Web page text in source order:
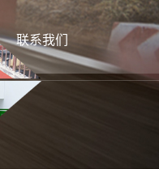
联系我们
联系方式